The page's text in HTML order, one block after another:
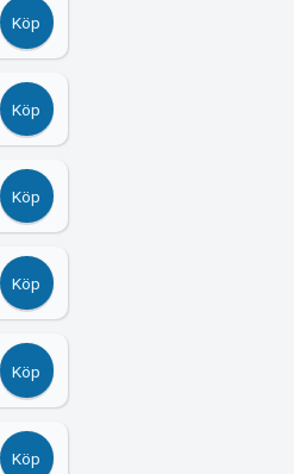
Köp
Köp
Köp
Köp
Köp
Köp